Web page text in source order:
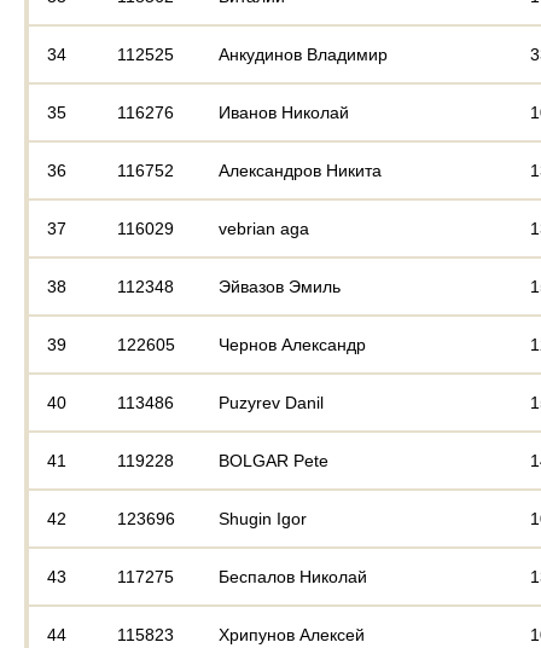
34 112525 Анкудинов Владимир
35 116276 Иванов Николай
36 116752 Александров Никита
37 116029 vebrian aga
38 112348 Эйвазов Эмиль
39 122605 Чернов Александр
40 113486 Puzyrev Danil
41 119228 BOLGAR Pete
42 123696 Shugin Igor
43 117275 Беспалов Николай
44 115823 Хрипунов Алексей